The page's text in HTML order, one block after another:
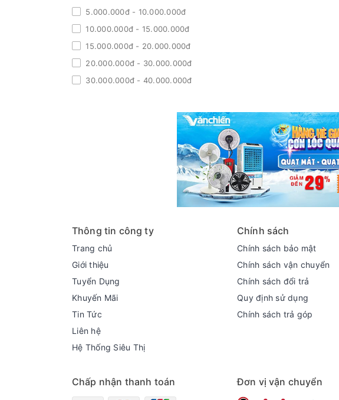
5.000.000đ - 10.000.000đ
10.000.000đ - 15.000.000đ
15.000.000đ - 20.000.000đ
20.000.000đ - 30.000.000đ
30.000.000đ - 40.000.000đ
Thông tin công ty
Trang chủ
Giới thiệu
Tuyển Dụng
Khuyến Mãi
Tin Tức
Liên hệ
Hệ Thống Siêu Thị
Chính sách
Chính sách bảo mật
Chính sách vận chuyển
Chính sách đổi trả
Quy định sử dụng
Chính sách trả góp
Chấp nhận thanh toán Đơn vị vận chuyển